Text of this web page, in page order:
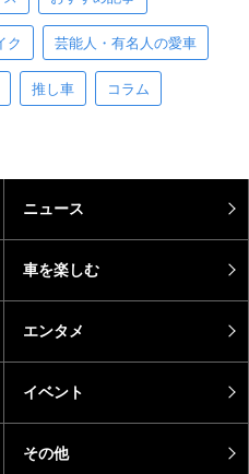
ク 芸能人・有名人の愛車
推し車 コラム
ニュース
車を楽しむ
エンタメ
イベント
その他